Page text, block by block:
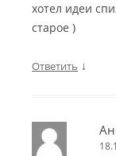
хотел идеи
старое )
Ответить ↓